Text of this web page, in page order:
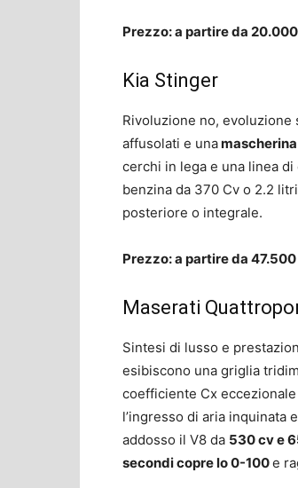
Prezzo: a partire da
Kia Stinger
Rivoluzione no, evoluzione
affusolati e una
cerchi in lega e una linea
benzina da 370 Cv o 2.2
posteriore o integrale.
Prezzo: a partire da
Maserati
Sintesi di lusso e
esibiscono una griglia
coefficiente Cx
l’ingresso di aria inquinata
addosso il V8 da 530 cv e
secondi copre lo 0-100e